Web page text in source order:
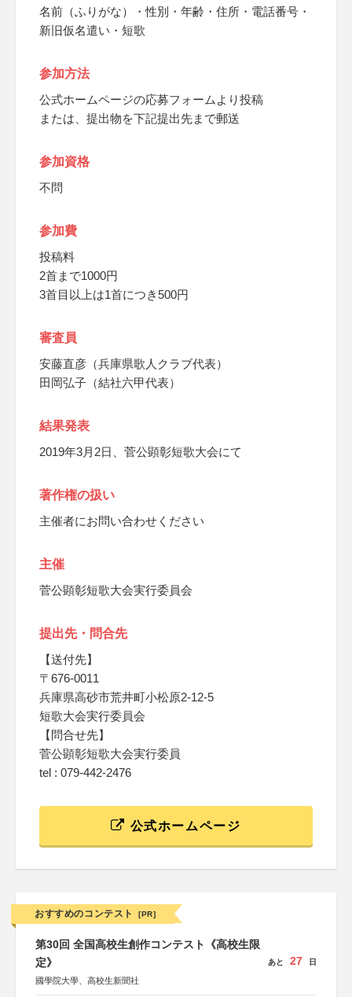
名前（ふりがな）・性別・年齢・住所・電話番号・
新旧仮名遣い・短歌
参加方法
公式ホームページの応募フォームより投稿
または、提出物を下記提出先まで郵送
参加資格
不問
参加費
投稿料
2首まで1000円
3首目以上は1首につき500円
審査員
安藤直彦（兵庫県歌人クラブ代表）
田岡弘子（結社六甲代表）
結果発表
2019年3月2日、菅公顕彰短歌大会にて
著作権の扱い
主催者にお問い合わせください
主催
菅公顕彰短歌大会実行委員会
提出先・問合先
【送付先】
〒676-0011
兵庫県高砂市荒井町小松原2-12-5
短歌大会実行委員会
【問合せ先】
菅公顕彰短歌大会実行委員
tel : 079-442-2476
公式ホームページ
おすすめのコンテスト [PR]
第30回 全国高校生創作コンテスト《高校生限
定》
國學院大學、高校生新聞社
あと 27 日